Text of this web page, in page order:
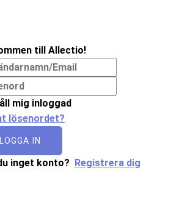
till Allectio!
mig inloggad
lösenordet?
LOGGA IN
inget konto? Registrera dig